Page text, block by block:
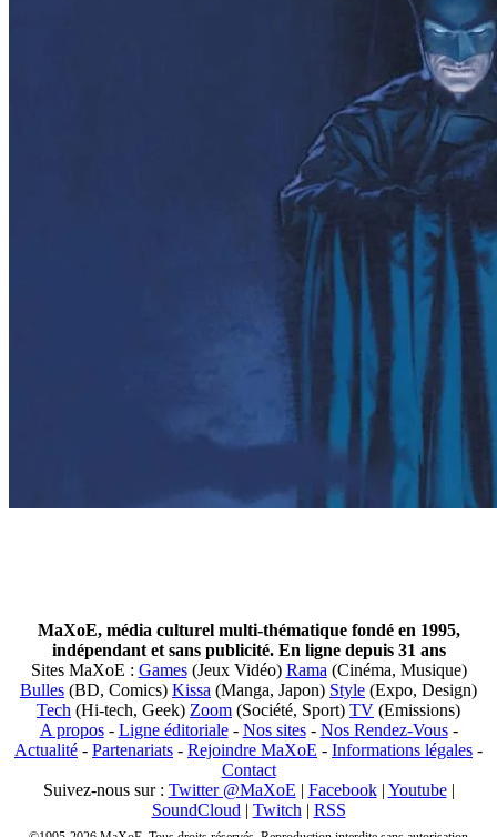
MaXoE, média culturel multi-thématique fondé en 1995,
indépendant et sans publicité. En ligne depuis 31 ans
Sites MaXoE : Games(Jeux Vidéo) Rama (Cinéma, Musique)
Bulles (BD, Comics) Kissa (Manga, Japon) Style (Expo, Design)
Tech (Hi-tech, Geek) Zoom (Société, Sport) TV (Emissions)
A propos- Ligne éditoriale- Nos sites- Nos Rendez-Vous-
Actualité - Partenariats - Rejoindre MaXoE - Informations légales -
Contact
Suivez-nous sur : Twitter @MaXoE | Facebook| Youtube|
SoundCloud | Twitch | RSS